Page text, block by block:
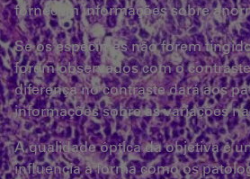
fornecem informações sobre
Se os espécimes não forem
forem observados com o
diferença no contraste dará aos
informações sobre as variações
A qualidade óptica da objetiva é
influencia a forma como os